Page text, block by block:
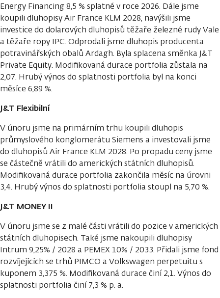
Energy Financing 8,5 % splatné v roce 2026. Dále jsme
koupili dluhopisy Air France KLM 2028, navýšili jsme
investice do dolarových dluhopisů těžaře železné rudy Vale
a těžaře ropy IPC. Odprodali jsme dluhopis producenta
potravinářských obalů Ardagh. Byla splacena směnka J&T
Private Equity. Modifikovaná durace portfolia zůstala na
2,07. Hrubý výnos do splatnosti portfolia byl na konci
měsíce 6,89 %.
J&T Flexibilní
V únoru jsme na primárním trhu koupili dluhopis
průmyslového konglomerátu Siemens a investovali jsme
do dluhopisů Air France KLM 2028. Po propadu ceny jsme
se částečně vrátili do amerických státních dluhopisů.
Modifikovaná durace portfolia zakončila měsíc na úrovni
3,4. Hrubý výnos do splatnosti portfolia stoupl na 5,70 %.
J&T MONEY II
V únoru jsme se z malé části vrátili do pozice v amerických
státních dluhopisech. Také jsme nakoupili dluhopisy
Intrum 9,25% / 2028 a PEMEX 10% / 2033. Přidali jsme fond
rozvíjejících se trhů PIMCO a Volkswagen perpetuitu s
kuponem 3,375 %. Modifikovaná durace činí 2,1. Výnos do
splatnosti portfolia činí 7,3 % p. a.